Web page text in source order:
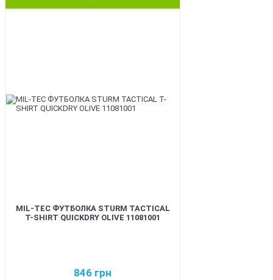
MIL-TEC ФУТБОЛКА STURM TACTICAL
T-SHIRT QUICKDRY OLIVE 11081001
846 грн